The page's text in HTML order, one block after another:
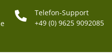
Telefon-Support
+49 (0) 9625 9092085